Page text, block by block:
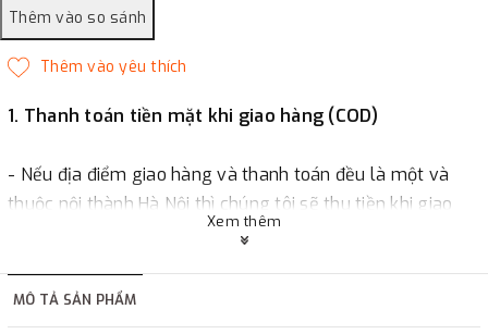
1. Thanh toán tiền mặt khi giao hàng (COD)
- Nếu địa điểm giao hàng và thanh toán đều là một và
thuộc nội thành Hà Nội thì chúng tôi sẽ thu tiền khi giao
hàng hoặc khách hàng đặt tiền trước một phần giá trị đơn
2. Thanh toán trực tiếp tại :
Xem thêm
MÔ TẢ SẢN PHẨM